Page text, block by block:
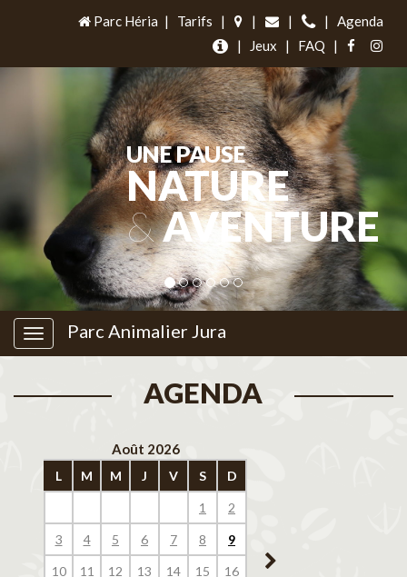
Parc Héria | Tarifs | | | |
Agenda
|
Jeux | FAQ |
UNE PAUSE
NATURE
&AVENTURE
Parc Animalier Jura
AGENDA
Août 2026
L M M J V S D
1 2
3 4 5 6 7 8 9
10 11 12 13 14 15 16 14